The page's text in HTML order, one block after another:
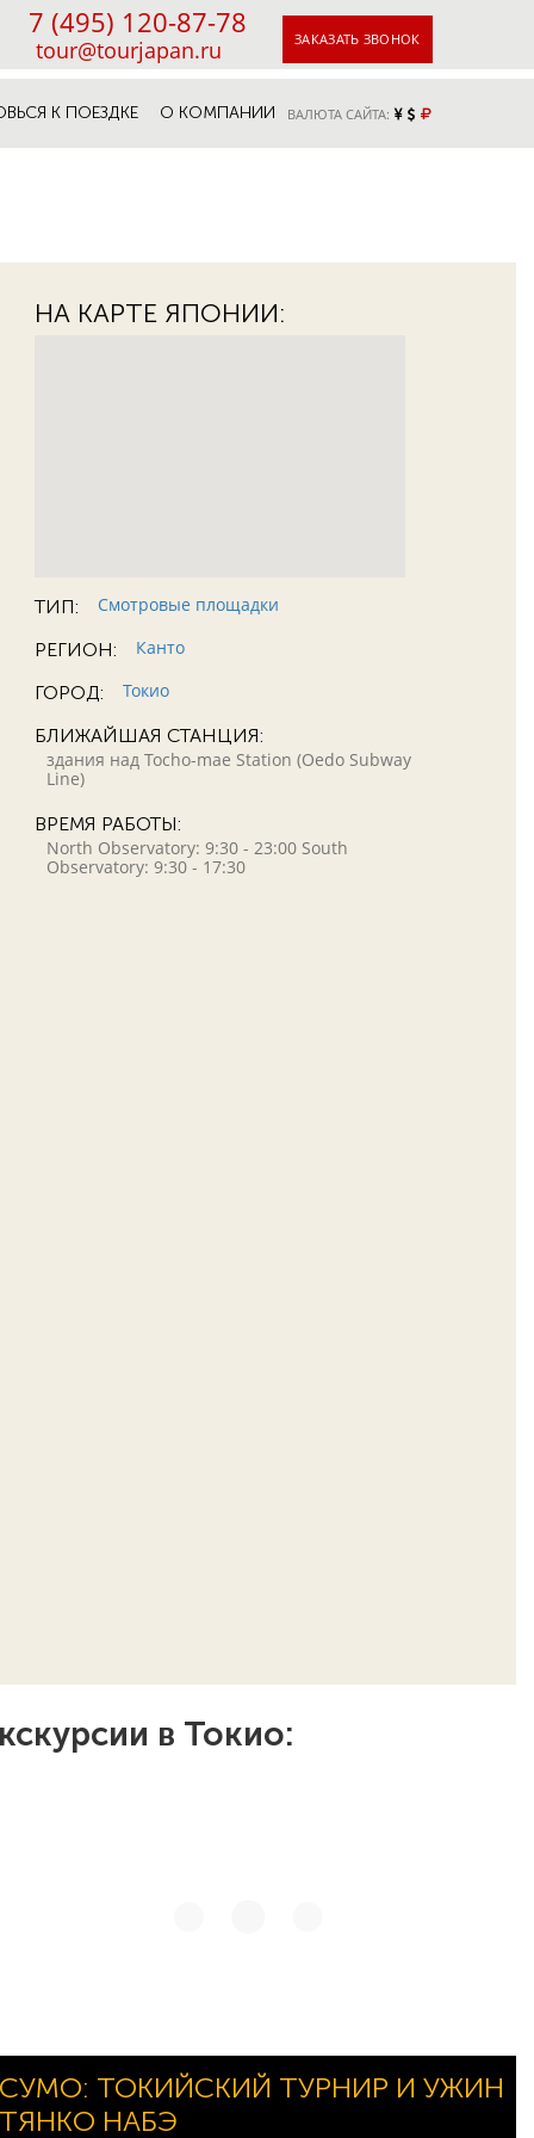
7 (495) 120-87-78
tour@tourjapan.ru ЗАКАЗАТЬ ЗВОНОК
К ПОЕЗДКЕ О КОМПАНИИ ВАЛЮТА САЙТА:
НА КАРТЕ ЯПОНИИ:
ТИП:
Смотровые площадки
РЕГИОН:
Канто
ГОРОД:
Токио
БЛИЖАЙШАЯ СТАНЦИЯ:
здания над Tocho-mae Station (Oedo Subway
Line)
ВРЕМЯ РАБОТЫ:
North Observatory: 9:30 - 23:00 South
Observatory: 9:30 - 17:30
в Токио:
СУМО: ТОКИЙСКИЙ ТУРНИР И УЖИН
ТЯНКО НАБЭ